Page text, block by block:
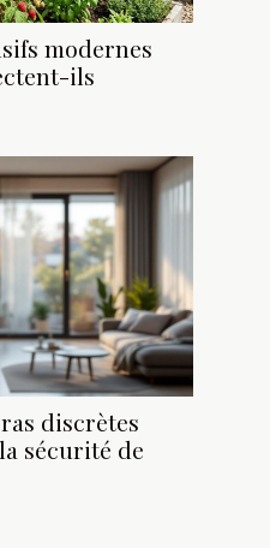
modernes
ils
discrètes
sécurité de